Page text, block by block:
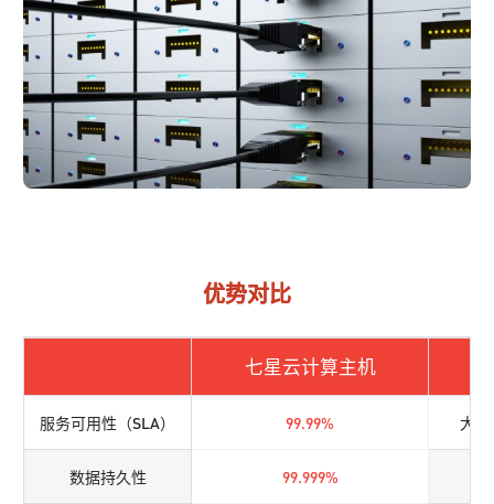
优势对比
七星云计算主机
服务可用性（SLA） 99.99% 大多
数据持久性 99.999%